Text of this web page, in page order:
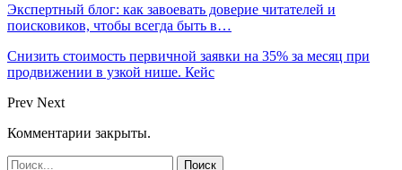
Экспертный блог: как завоевать доверие читателей и
поисковиков, чтобы всегда быть в…
Снизить стоимость первичной заявки на 35% за месяц при
продвижении в узкой нише. Кейс
Prev Next
Комментарии закрыты.